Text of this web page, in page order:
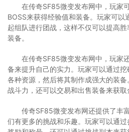
在传奇SF85微变发布网中，玩家
BOSS来获得经验值和装备。玩家可以
起组队进行团战，这样不仅可以提高
装备。
在传奇SF85微变发布网中，玩家
备来提升自己的实力。玩家可以通过
各种资源，然后将其制作成强大的装
战斗力，还可以交易和出售装备来获取
传奇SF85微变发布网还提供了丰
们有更多的挑战和乐趣。玩家可以通